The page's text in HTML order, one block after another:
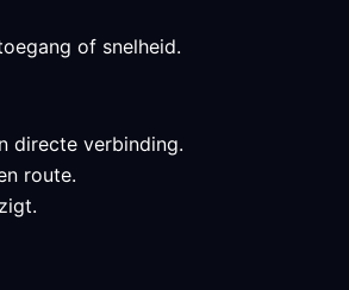
of snelheid.
directe verbinding.
route.